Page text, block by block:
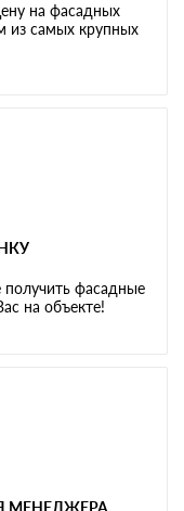
на фасадных
из самых крупных
фасадные
на объекте!
МЕНЕДЖЕРА